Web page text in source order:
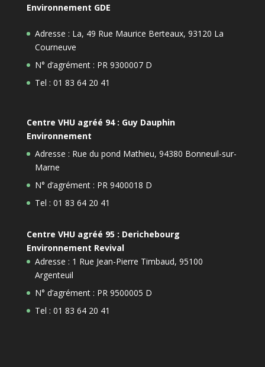
Environnement GDE
Adresse : La, 49 Rue Maurice Berteaux, 93120 La
Courneuve
N° d’agrément : PR 9300007 D
Tel : 01 83 64 20 41
Centre VHU agréé 94 : Guy Dauphin
Environnement
Adresse : Rue du pond Mathieu, 94380 Bonneuil-sur-
Marne
N° d’agrément : PR 9400018 D
Tel : 01 83 64 20 41
Centre VHU agréé 95 : Derichebourg
Environnement Revival
Adresse : 1 Rue Jean-Pierre Timbaud, 95100
Argenteuil
N° d’agrément : PR 9500005 D
Tel : 01 83 64 20 41